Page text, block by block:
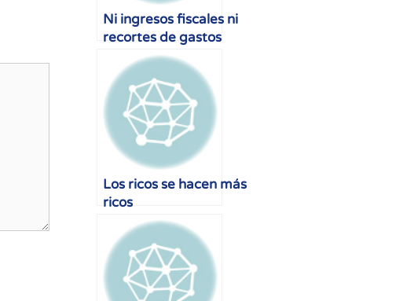
Ni ingresos fiscales ni
recortes de gastos
Los ricos se hacen más
ricos